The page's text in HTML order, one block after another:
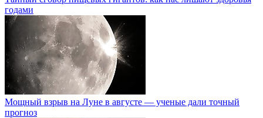
годами
Мощный взрыв на Луне в августе — ученые дали точный
прогноз